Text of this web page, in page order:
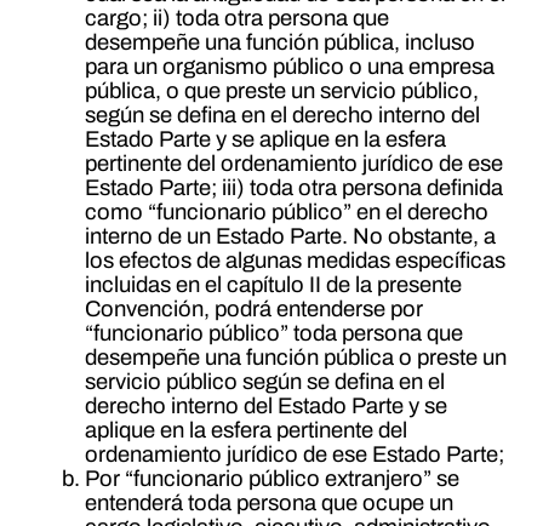
cargo; ii) toda otra persona que
desempeñe una función pública, incluso
para un organismo público o una empresa
pública, o que preste un servicio público,
según se defina en el derecho interno del
Estado Parte y se aplique en la esfera
pertinente del ordenamiento jurídico de ese
Estado Parte; iii) toda otra persona definida
como “funcionario público” en el derecho
interno de un Estado Parte. No obstante, a
los efectos de algunas medidas específicas
incluidas en el capítulo II de la presente
Convención, podrá entenderse por
“funcionario público” toda persona que
desempeñe una función pública o preste un
servicio público según se defina en el
derecho interno del Estado Parte y se
aplique en la esfera pertinente del
ordenamiento jurídico de ese Estado Parte;
Por “funcionario público extranjero” se
entenderá toda persona que ocupe un